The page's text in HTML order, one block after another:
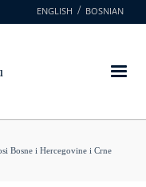
ENGLISH BOSNIAN
Bosne i Hercegovine i Crne